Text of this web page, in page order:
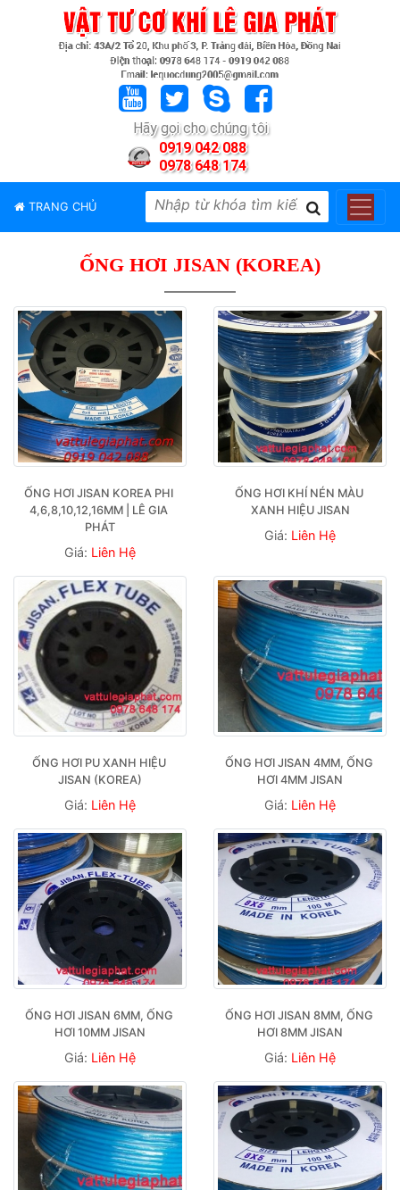
Hãy gọi cho chúng tôi
0919 042 088
0978 648 174
TRANG CHỦ
PHẨM
HIỆU
LIÊN
ỐNG HƠI JISAN (KOREA)
ỐNG HƠI JISAN KOREA PHI
4,6,8,10,12,16MM | LÊ GIA
PHÁT
Giá: Liên Hệ
ỐNG HƠI KHÍ NÉN MÀU
XANH HIỆU JISAN
Giá: Liên Hệ
ỐNG HƠI PU XANH HIỆU
JISAN (KOREA)
Giá: Liên Hệ
ỐNG HƠI JISAN 4MM, ỐNG
HƠI 4MM JISAN
Giá: Liên Hệ
ỐNG HƠI JISAN 6MM, ỐNG
HƠI 10MM JISAN
Giá: Liên Hệ
ỐNG HƠI JISAN 8MM, ỐNG
HƠI 8MM JISAN
Giá: Liên Hệ